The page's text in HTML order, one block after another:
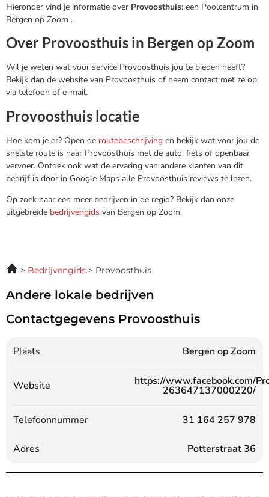
Hieronder vind je informatie over Provoosthuis: een Poolcentrum in
Bergen op Zoom .
Over Provoosthuis in Bergen op Zoom
Wil je weten wat voor service Provoosthuis jou te bieden heeft?
Bekijk dan de website van Provoosthuis of neem contact met ze op
via telefoon of e-mail.
Provoosthuis locatie
Hoe kom je er? Open de routebeschrijving en bekijk wat voor jou de
snelste route is naar Provoosthuis met de auto, fiets of openbaar
vervoer. Ontdek ook wat de ervaring van andere klanten van dit
bedrijf is door in Google Maps alle Provoosthuis reviews te lezen.
Op zoek naar een meer bedrijven in de regio? Bekijk dan onze
uitgebreide bedrijvengids van Bergen op Zoom.
Bedrijvengids Provoosthuis
Andere lokale bedrijven
Contactgegevens Provoosthuis
Plaats Bergen op Zoom
Website https://www.facebook.com/
263647137000220/
Telefoonnummer 31 164 257 978
Adres Potterstraat 36